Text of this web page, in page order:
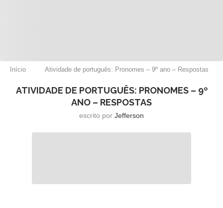
Início Atividade de português: Pronomes – 9º ano – Respostas
ATIVIDADE DE PORTUGUÊS: PRONOMES – 9º
ANO – RESPOSTAS
escrito por Jefferson